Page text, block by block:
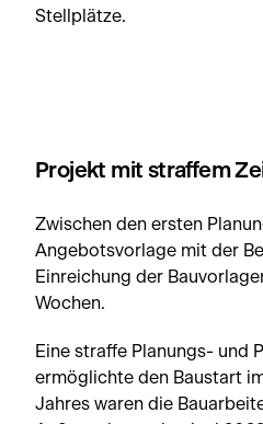
Stellplätze.
Projekt mit straffem
Zwischen den ersten
Angebotsvorlage mit der
Einreichung der
Wochen.
Eine straffe Planungs- und
ermöglichte den Baustart
Jahres waren die